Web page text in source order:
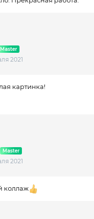
2021
картинка!
2021
коллаж